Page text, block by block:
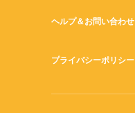
ヘルプ＆お問い合わせ
プライバシーポリシー